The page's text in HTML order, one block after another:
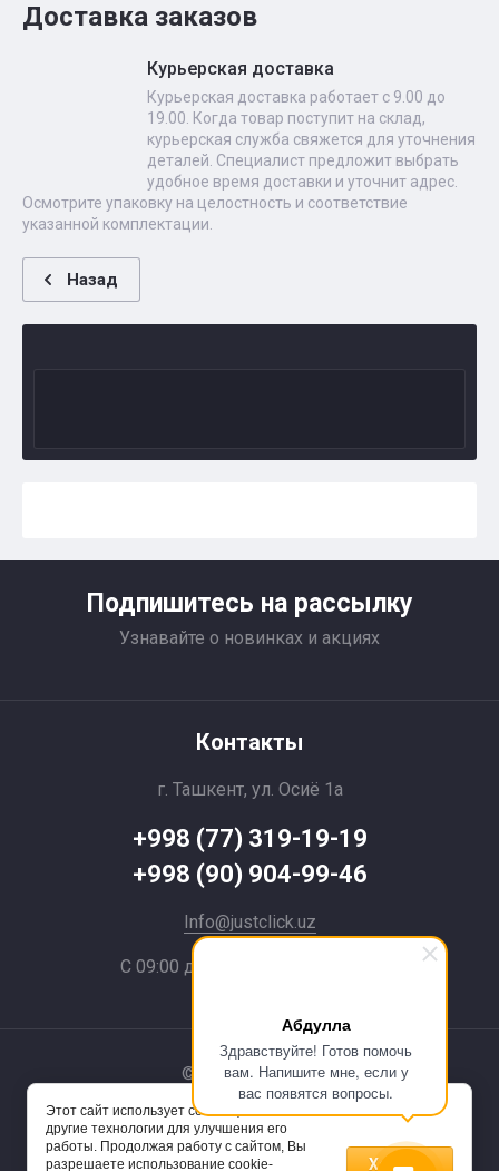
Абдулла
Здравствуйте! Готов помочь
вам. Напишите мне, если у
вас появятся вопросы.
Доставка заказов
Курьерская доставка
Курьерская доставка работает с 9.00 до
19.00. Когда товар поступит на склад,
курьерская служба свяжется для уточнения
деталей. Специалист предложит выбрать
удобное время доставки и уточнит адрес.
Осмотрите упаковку на целостность и соответствие
указанной комплектации.
Назад
Подпишитесь на рассылку
Узнавайте о новинках и акциях
Контакты
г. Ташкент, ул. Осиё 1a
+998 (77) 319-19-19
+998 (90) 904-99-46
Info@justclick.uz
С 09:00 до 21:00 без выходных
© 2024 JustClick
Powered by
Этот сайт использует cookie-файлы и
другие технологии для улучшения его
работы. Продолжая работу с сайтом, Вы
разрешаете использование cookie-
Хорошо